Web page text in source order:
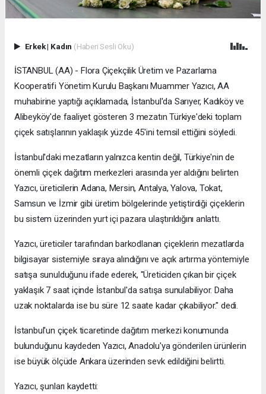
Erkek| Kadın (Haberi Sesli Oku)
İSTANBUL (AA) - Flora Çiçekçilik Üretim ve Pazarlama
Kooperatifi Yönetim Kurulu Başkanı Muammer Yazıcı, AA
muhabirine yaptığı açıklamada, İstanbul'da Sarıyer, Kadıköy ve
Alibeyköy'de faaliyet gösteren 3 mezatın Türkiye'deki toplam
çiçek satışlarının yaklaşık yüzde 45'ini temsil ettiğini söyledi.
İstanbul'daki mezatların yalnızca kentin değil, Türkiye'nin de
önemli çiçek dağıtım merkezleri arasında yer aldığını belirten
Yazıcı, üreticilerin Adana, Mersin, Antalya, Yalova, Tokat,
Samsun ve İzmir gibi üretim bölgelerinde yetiştirdiği çiçeklerin
bu sistem üzerinden yurt içi pazara ulaştırıldığını anlattı.
Yazıcı, üreticiler tarafından barkodlanan çiçeklerin mezatlarda
bilgisayar sistemiyle sıraya alındığını ve açık artırma yöntemiyle
satışa sunulduğunu ifade ederek, "Üreticiden çıkan bir çiçek
yaklaşık 7 saat içinde İstanbul'da satışa sunulabiliyor. Daha
uzak noktalarda ise bu süre 12 saate kadar çıkabiliyor." dedi.
İstanbul'un çiçek ticaretinde dağıtım merkezi konumunda
bulunduğunu kaydeden Yazıcı, Anadolu'ya gönderilen ürünlerin
ise büyük ölçüde Ankara üzerinden sevk edildiğini belirtti.
Yazıcı, şunları kaydetti: